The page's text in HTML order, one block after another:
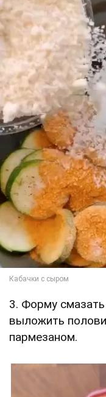
3. Форму
выложить
пармезаном.